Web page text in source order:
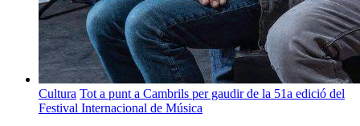
Cultura Tot a punt a Cambrils per gaudir de la 51a edició del
Festival Internacional de Música